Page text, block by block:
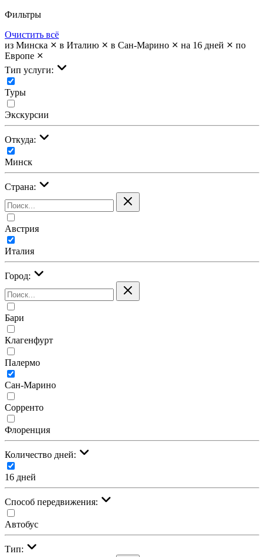
Фильтры
Очистить всё
из Минска
в Италию в Сан-Марино на 16 дней
по
Европе
Тип услуги:
Туры
Экскурсии
Откуда:
Минск
Страна:
Австрия
Италия
Город:
Бари
Клагенфурт
Палермо
Сан-Марино
Сорренто
Флоренция
Количество дней:
16 дней
Cпособ передвижения:
Автобус
Тип: